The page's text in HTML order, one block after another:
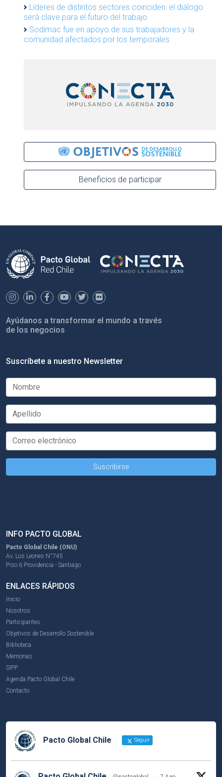
Líderes de distintos sectores coinciden: el diálogo
será clave para el futuro del trabajo
Sodimac fue en apoyo de sus trabajadores y la
comunidad afectados por los temporales
Beneficios de participar
Ayúdanos a transformar el mundo a través
de los negocios
Suscríbete a nuestro Newsletter
INFO PACTO GLOBAL
Pacto Global Chile (ONU)
Av. Los Leones N°745
Piso 6 Providencia - Santiago
ENLACES RÁPIDOS
Inicio
Nosotros
Participantes
Objetivos de Desarrollo Sostenible
Biblioteca
Memorias
SIPP
Agenda Pacto Global Chile
Contacto
Pacto Global Chile Seguir